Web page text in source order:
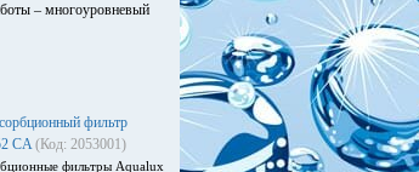
– многоуровневый
фильтр
CA (Код: 2053001)
фильтры Aqualux